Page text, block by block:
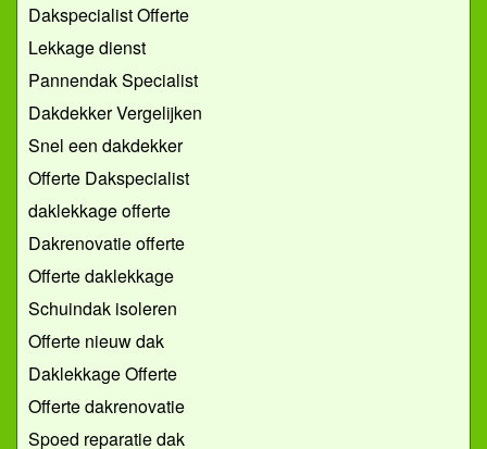
Dakspecialist Offerte
Lekkage dienst
Pannendak Specialist
Dakdekker Vergelijken
Snel een dakdekker
Offerte Dakspecialist
daklekkage offerte
Dakrenovatie offerte
Offerte daklekkage
Schuindak isoleren
Offerte nieuw dak
Daklekkage Offerte
Offerte dakrenovatie
Spoed reparatie dak